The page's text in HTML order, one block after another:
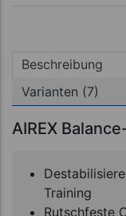
Beschreibung
Varianten (7)
AIREX
Training
Rutschfeste